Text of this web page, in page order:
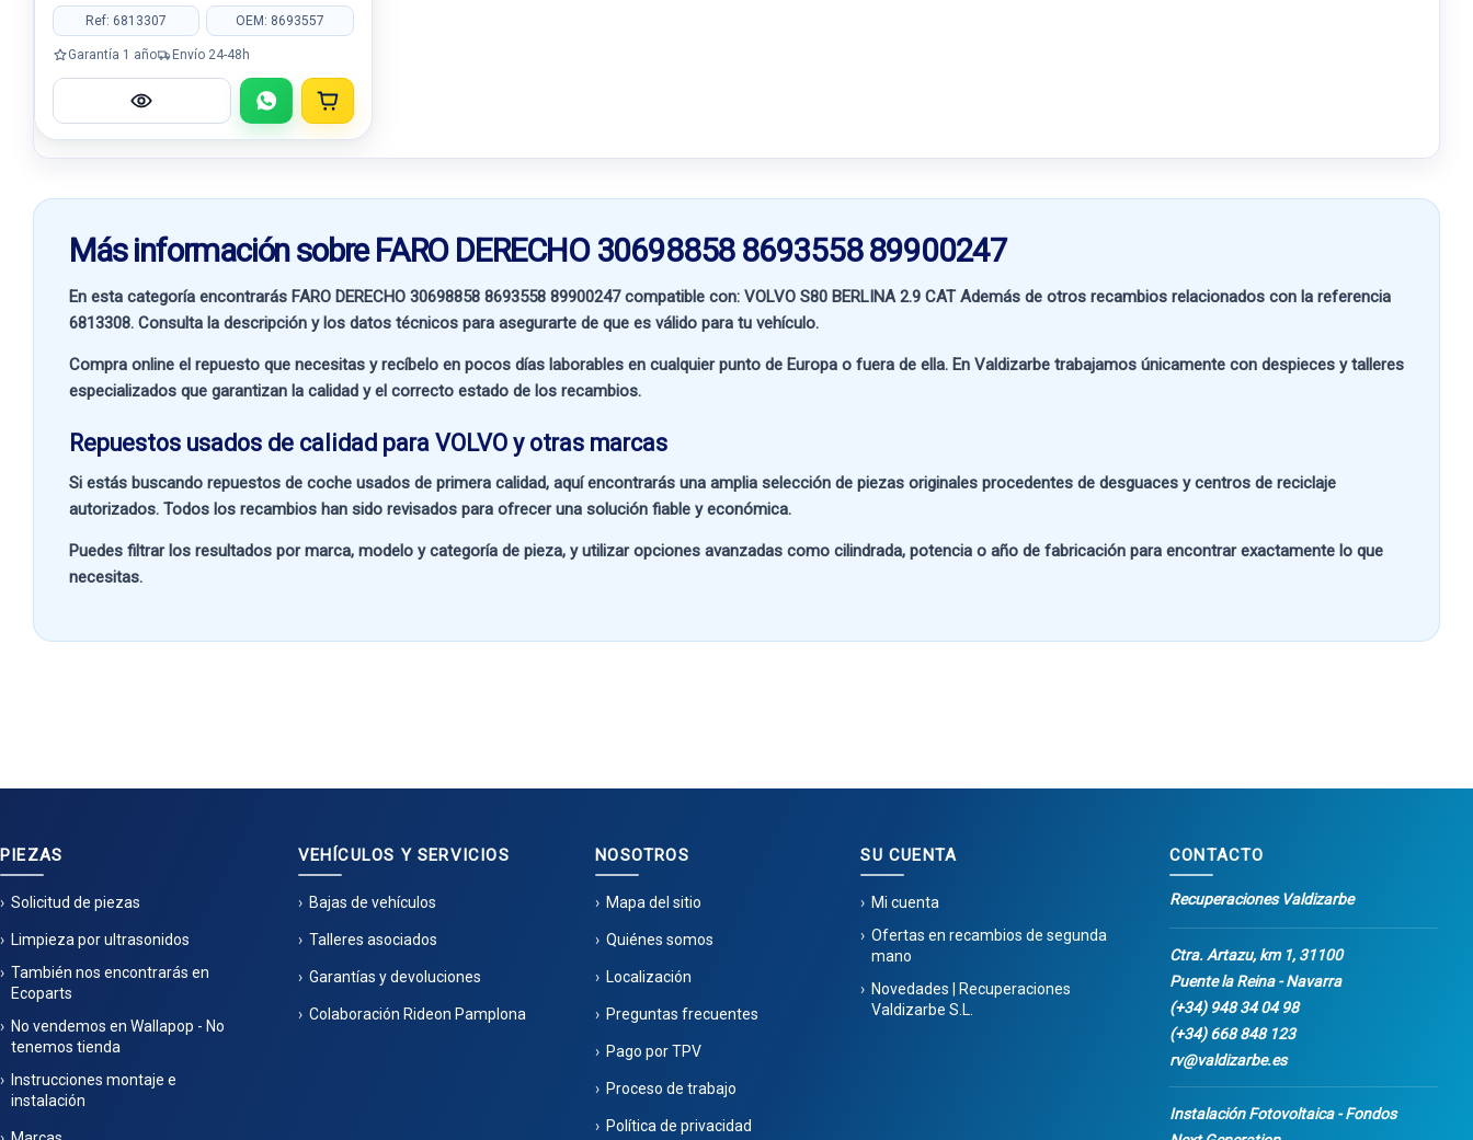
Ref: 6813307 OEM: 8693557
Garantía 1 año Envío 24-48h
Más información sobre FARO DERECHO 30698858 8693558 89900247
En esta categoría encontrarás FARO DERECHO 30698858 8693558 89900247 compatible con: VOLVO S80 BERLINA 2.9 CATAdemás de otros recambios relacionados con la referencia
6813308. Consulta la descripción y los datos técnicos para asegurarte de que es válido para tu vehículo.
Compra online el repuesto que necesitas y recíbelo en pocos días laborables en cualquier punto de Europa o fuera de ella. En Valdizarbe trabajamos únicamente con despieces y talleres
especializados que garantizan la calidad y el correcto estado de los recambios.
Repuestos usados de calidad para VOLVO y otras marcas
Si estás buscando repuestos de coche usados de primera calidad, aquí encontrarás una amplia selección de piezas originales procedentes de desguaces y centros de reciclaje
autorizados. Todos los recambios han sido revisados para ofrecer una solución fiable y económica.
Puedes filtrar los resultados pormarca, modelo y categoría de pieza, y utilizar opciones avanzadas como cilindrada, potencia o año de fabricación para encontrar exactamente lo que
necesitas.
PIEZAS
Solicitud de piezas
Limpieza por ultrasonidos
También nos encontrarás en
Ecoparts
No vendemos en Wallapop - No
tenemos tienda
Instrucciones montaje e
instalación
VEHÍCULOS Y SERVICIOS
Bajas de vehículos
Talleres asociados
Garantías y devoluciones
Colaboración Rideon Pamplona
NOSOTROS
Mapa del sitio
Quiénes somos
Localización
Preguntas frecuentes
Pago por TPV
Proceso de trabajo
Política de privacidad
SU CUENTA
Mi cuenta
Ofertas en recambios de segunda
mano
Novedades | Recuperaciones
Valdizarbe S.L.
CONTACTO
Recuperaciones Valdizarbe
Ctra. Artazu, km 1, 31100
Puente la Reina - Navarra
(+34) 948 34 04 98
(+34) 668 848 123
rv@valdizarbe.es
Instalación Fotovoltaica - Fondos